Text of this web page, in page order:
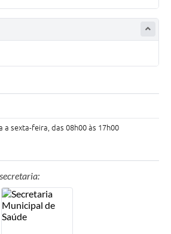
a sexta-feira, das 08h00 às 17h00